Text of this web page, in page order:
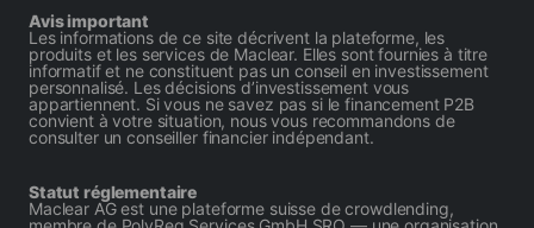
Avis important
Les informations de ce site décrivent la plateforme, les
produits et les services de Maclear. Elles sont fournies à titre
informatif et ne constituent pas un conseil en investissement
personnalisé. Les décisions d’investissement vous
appartiennent. Si vous ne savez pas si le financement P2B
convient à votre situation, nous vous recommandons de
consulter un conseiller financier indépendant.
Statut réglementaire
Maclear AG est une plateforme suisse de crowdlending,